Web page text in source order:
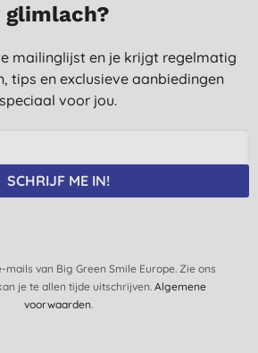
glimlach?
mailinglijst en je krijgt regelmatig
tips en exclusieve aanbiedingen
speciaal voor jou.
SCHRIJF ME IN!
van Big Green Smile Europe. Zie ons
je te allen tijde uitschrijven. Algemene
voorwaarden.